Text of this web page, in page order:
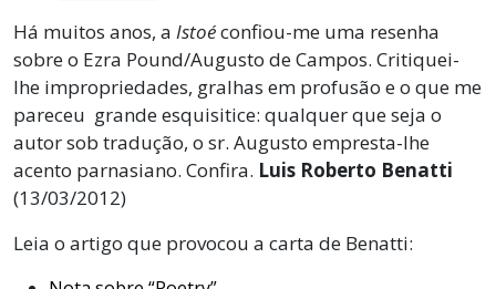
Há muitos anos, a Istoéconfiou-me uma resenha
sobre o Ezra Pound/Augusto de Campos. Critiquei-
lhe impropriedades, gralhas em profusão e o que me
pareceu grande esquisitice: qualquer que seja o
autor sob tradução, o sr. Augusto empresta-lhe
acento parnasiano. Confira. Luis Roberto Benatti
(13/03/2012)
Leia o artigo que provocou a carta de Benatti: